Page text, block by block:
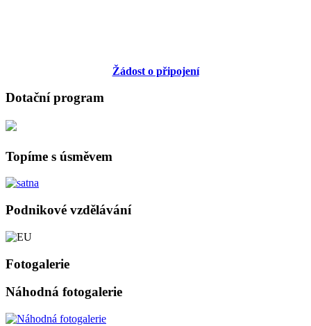
Žádost o připojení
Dotační program
Topíme s úsměvem
Podnikové vzdělávání
Fotogalerie
Náhodná fotogalerie